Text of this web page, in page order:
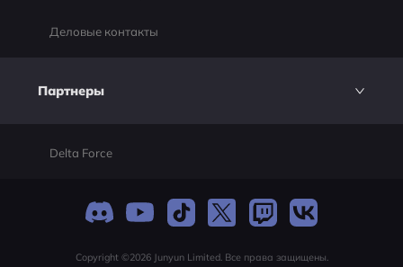
Деловые контакты
Партнеры
Delta Force
Copyright ©2026 Junyun Limited. Все права защищены.